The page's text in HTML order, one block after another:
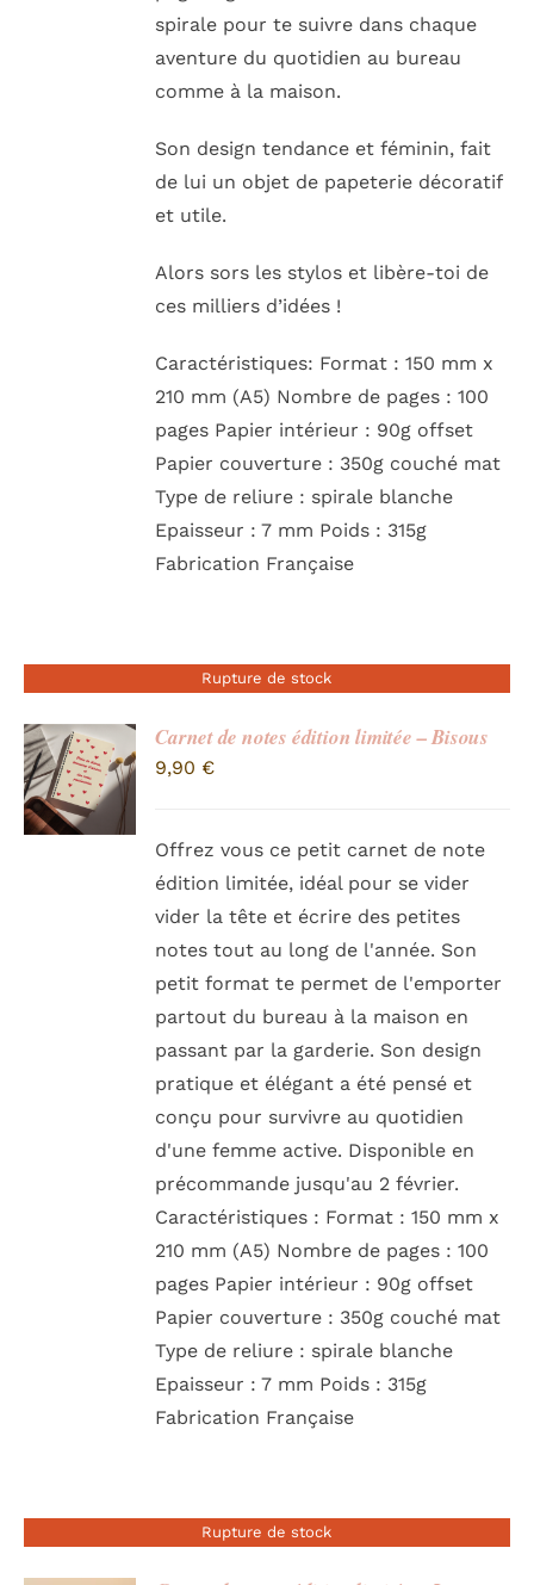
spirale pour te suivre dans chaque
aventure du quotidien au bureau
comme à la maison.
Son design tendance et féminin, fait
de lui un objet de papeterie décoratif
et utile.
Alors sors les stylos et libère-toi de
ces milliers d’idées !
Caractéristiques: Format : 150 mm x
210 mm (A5) Nombre de pages : 100
pages Papier intérieur : 90g offset
Papier couverture : 350g couché mat
Type de reliure : spirale blanche
Epaisseur : 7 mm Poids : 315g
Fabrication Française
Rupture de stock
Carnet de notes édition limitée – Bisous
9,90 €
Offrez vous ce petit carnet de note
édition limitée, idéal pour se vider
vider la tête et écrire des petites
notes tout au long de l'année. Son
petit format te permet de l'emporter
partout du bureau à la maison en
passant par la garderie. Son design
pratique et élégant a été pensé et
conçu pour survivre au quotidien
d'une femme active. Disponible en
précommande jusqu'au 2 février.
Caractéristiques : Format : 150 mm x
210 mm (A5) Nombre de pages : 100
pages Papier intérieur : 90g offset
Papier couverture : 350g couché mat
Type de reliure : spirale blanche
Epaisseur : 7 mm Poids : 315g
Fabrication Française
Rupture de stock